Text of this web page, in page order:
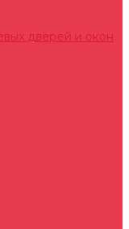
дверей и окон